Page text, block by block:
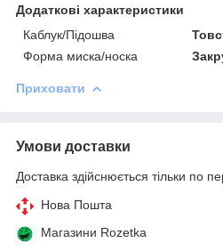
Додаткові характеристики
Каблук/Підошва
Форма миска/носка
Приховати
Умови доставки
Доставка здійснюється тільки по
Нова Пошта
Магазини Rozetka